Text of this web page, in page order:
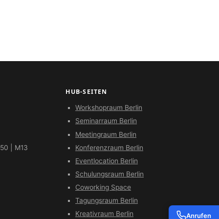
| M13
HUB-SEITEN
Workshopraum Berlin
Seminarraum Berlin
Meetingraum Berlin
Konferenzraum Berlin
Eventlocation Berlin
Schulungsraum Berlin
Coworking Space
Tagungsraum Berlin
Kreativraum Berlin
Anrufen